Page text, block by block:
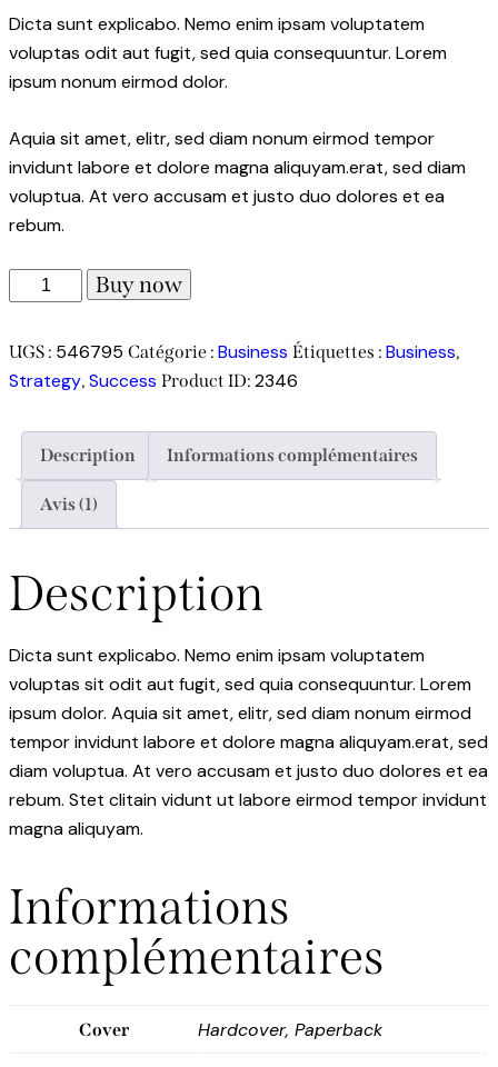
Dicta sunt explicabo. Nemo enim ipsam voluptatem
voluptas odit aut fugit, sed quia consequuntur. Lorem
ipsum nonum eirmod dolor.
Aquia sit amet, elitr, sed diam nonum eirmod tempor
invidunt labore et dolore magna aliquyam.erat, sed diam
voluptua. At vero accusam et justo duo dolores et ea
rebum.
quantité
de
Make
Buy now
UGS : 546795 Catégorie : Business Étiquettes : Business,
Strategy, Success Product ID: 2346
Description Informations complémentaires
Avis (1)
Description
Dicta sunt explicabo. Nemo enim ipsam voluptatem
voluptas sit odit aut fugit, sed quia consequuntur. Lorem
ipsum dolor. Aquia sit amet, elitr, sed diam nonum eirmod
tempor invidunt labore et dolore magna aliquyam.erat, sed
diam voluptua. At vero accusam et justo duo dolores et ea
rebum. Stet clitain vidunt ut labore eirmod tempor invidunt
magna aliquyam.
Informations
complémentaires
Cover Hardcover, Paperback